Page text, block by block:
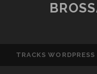
TRACKS WORDPRESS